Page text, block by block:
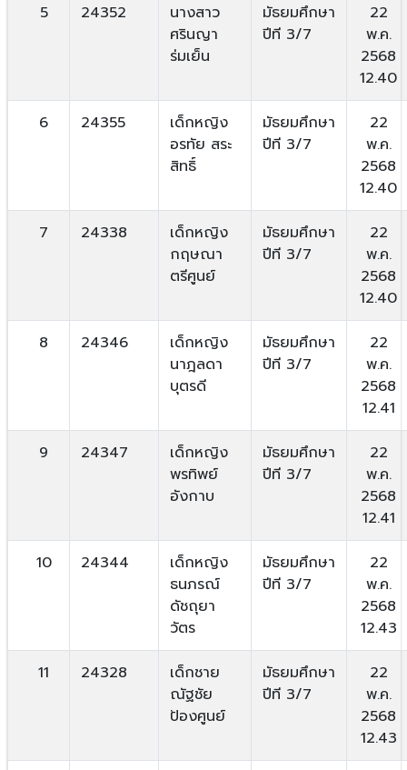
5 24352
นางสาว
ศรินญา
ร่มเย็น
มัธยมศึกษา
ปีที 3/7
22
พ.ค.
2568
12.40
6 24355
เด็กหญิง
อรทัย สระ
สิทธิ์
มัธยมศึกษา
ปีที 3/7
22
พ.ค.
2568
12.40
7 24338
เด็กหญิง
กฤษณา
ตรีศูนย์
มัธยมศึกษา
ปีที 3/7
22
พ.ค.
2568
12.40
8 24346
เด็กหญิง
นาฎลดา
บุตรดี
มัธยมศึกษา
ปีที 3/7
22
พ.ค.
2568
12.41
9 24347
เด็กหญิง
พรทิพย์
อังกาบ
มัธยมศึกษา
ปีที 3/7
22
พ.ค.
2568
12.41
10 24344
เด็กหญิง
ธนภรณ์
ดัชถุยา
วัตร
มัธยมศึกษา
ปีที 3/7
22
พ.ค.
2568
12.43
11 24328
เด็กชาย
ณัฐชัย
ป้องศูนย์
มัธยมศึกษา
ปีที 3/7
22
พ.ค.
2568
12.43